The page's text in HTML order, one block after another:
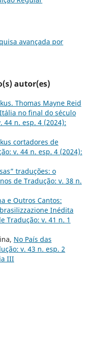
avançada por
autor(es)
Thomas Mayne Reid
no final do século
44 n. esp. 4 (2024):
cortadores de
v. 44 n. esp. 4 (2024):
traduções: o
de Tradução: v. 38 n.
e Outros Cantos:
Inédita
Tradução: v. 41 n. 1
No País das
v. 43 n. esp. 2
III